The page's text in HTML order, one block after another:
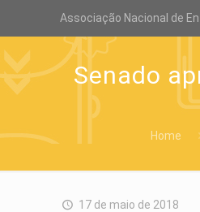
Associação Nacional de
Senado
Home
17 de maio de 2018